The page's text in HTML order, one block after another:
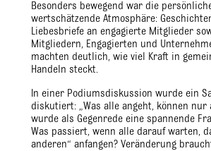
Besonders bewegend war die
wertschätzende Atmosphäre:
Liebesbriefe an engagierte Mitglieder
Mitgliedern, Engagierten und
machten deutlich, wie viel Kraft in
Handeln steckt.
In einer Podiumsdiskussion wurde ein
diskutiert: „Was alle angeht, können nur
wurde als Gegenrede eine spannende
Was passiert, wenn alle darauf warten,
anderen“ anfangen? Veränderung